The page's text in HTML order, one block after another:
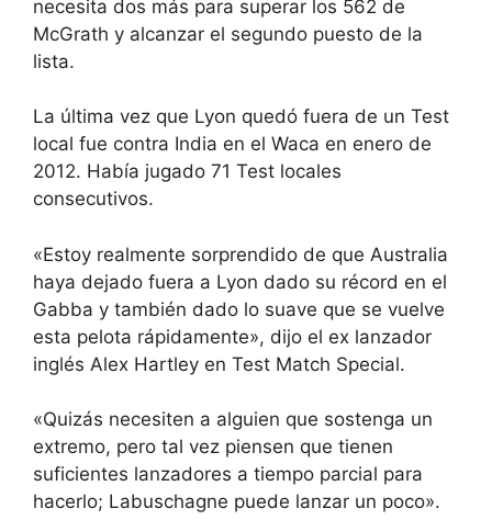
necesita dos más para superar los 562 de
McGrath y alcanzar el segundo puesto de la
lista.
La última vez que Lyon quedó fuera de un Test
local fue contra India en el Waca en enero de
2012. Había jugado 71 Test locales
consecutivos.
«Estoy realmente sorprendido de que Australia
haya dejado fuera a Lyon dado su récord en el
Gabba y también dado lo suave que se vuelve
esta pelota rápidamente», dijo el ex lanzador
inglés Alex Hartley en Test Match Special.
«Quizás necesiten a alguien que sostenga un
extremo, pero tal vez piensen que tienen
suficientes lanzadores a tiempo parcial para
hacerlo; Labuschagne puede lanzar un poco».